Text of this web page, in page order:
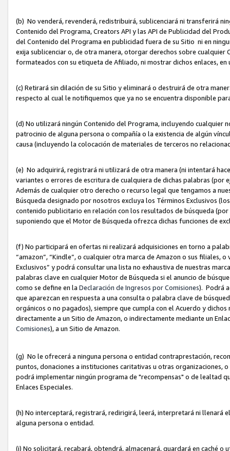
(b) No venderá, revenderá, redistribuirá, sublicenciará ni transferirá
Contenido del Programa, Creators API y las API de Publicidad del
del Contenido del Programa en publicidad fuera de su Sitio ni en
exija sublicenciar o, de otra manera, otorgar derechos sobre
formateados con su etiqueta de Afiliado, ni mostrar dichos enlaces,
(c) Retirará sin dilación de su Sitio y eliminará o destruirá de otra
respecto al cual le notifiquemos que ya no se encuentra disponible
(d) No utilizará ningún Contenido del Programa, incluyendo cualquier
patrocinio de alguna persona o compañía o la existencia de algún
causa (incluyendo la colocación de materiales de terceros no
(e) No adquirirá, registrará ni utilizará de otra manera (ni intentará
variantes o errores de escritura de cualquiera de dichas palabras (por
Además de cualquier otro derecho o recurso legal que tengamos a
Búsqueda designado por nosotros excluya los Términos Exclusivos
contenido publicitario en relación con los resultados de búsqueda
suponiendo que el Motor de Búsqueda ofrezca dichas funciones de
(f) No participará en ofertas ni realizará adquisiciones en torno a
“amazon”, “Kindle”, o cualquier otra marca de Amazon o sus filiales,
Exclusivos” y podrá consultar una lista no exhaustiva de nuestras
palabras clave en cualquier Motor de Búsqueda si el anuncio de
como se define en la Declaración de Ingresos por Comisiones). Podrá
que aparezcan en respuesta a una consulta o palabra clave de
orgánicos o no pagados), siempre que cumpla con el Acuerdo y
directamente a un Sitio de Amazon, o indirectamente mediante un
Comisiones), a un Sitio de Amazon.
(g) No le ofrecerá a ninguna persona o entidad contraprestación,
puntos, donaciones a instituciones caritativas u otras organizaciones,
podrá implementar ningún programa de "recompensas" o de lealtad
Enlaces Especiales.
(h) No interceptará, registrará, redirigirá, leerá, interpretará ni
alguna persona o entidad.
(i) No solicitará, recabará, obtendrá, almacenará, guardará en caché